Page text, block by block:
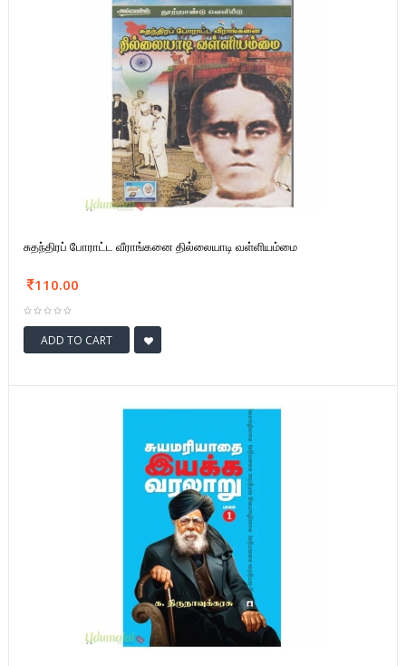
சுதந்திரப் போராட்ட வீராங்கனை தில்லையாடி வள்ளியம்மை
110.00
ADD TO CART